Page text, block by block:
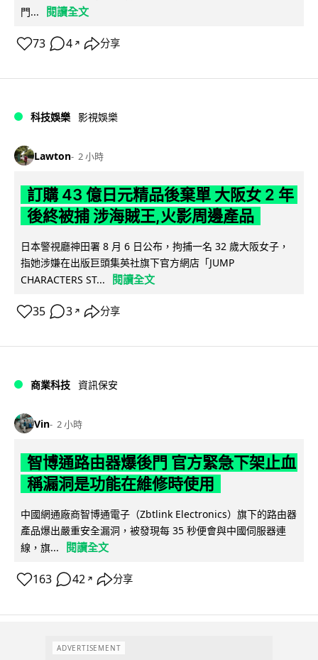
門...
閱讀全文
73 4 ↗ 分享
科技娛樂 影視娛樂
Lawton 2 小時
訂購 43 億日元精品後棄單 大阪女 2 年
後終被捕 涉海賊王,火影周邊產品
日本警視廳神田署 8 月 6 日公布，拘捕一名 32 歲大阪女子，
指她涉嫌在出版巨頭集英社旗下官方網店「JUMP
CHARACTERS ST...
閱讀全文
35 3 ↗ 分享
商業科技 資訊保安
Vin 2 小時
智博通路由器爆後門 官方緊急下架止血
稱漏洞是功能在維修時使用
中國網通廠商智博通電子（Zbtlink Electronics）旗下的路由器
產品爆出嚴重安全漏洞，被發現每 35 秒便會與中國伺服器連
線，旗...
閱讀全文
163 42 ↗ 分享
ADVERTISEMENT